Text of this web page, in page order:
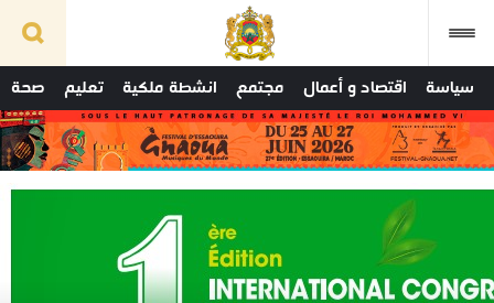
سياسة اقتصاد و أعمال مجتمع انشطة ملكية تعليم صحة